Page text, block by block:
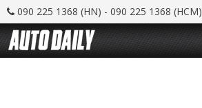
090 225 1368 (HN) - 090 225 1368 (HCM)